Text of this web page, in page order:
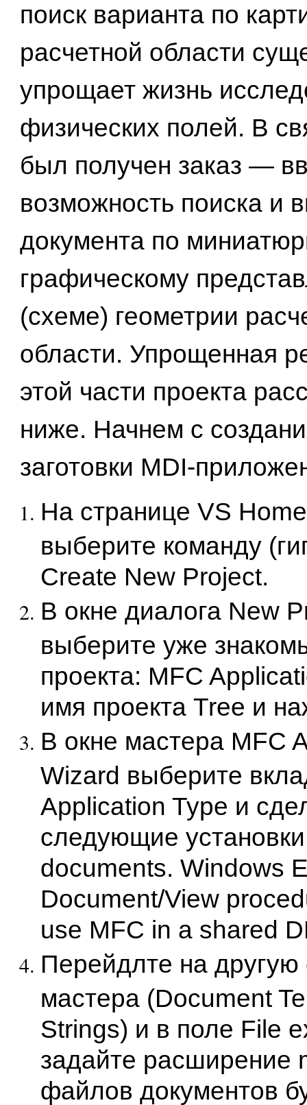
поиск варианта по
расчетной области
упрощает жизнь
физических полей. В
был получен заказ —
возможность поиска и
документа по
графическому
(схеме) геометрии
области. Упрощенная
этой части проекта
ниже. Начнем с
заготовки MDI-
На странице VS
выберите команду
Create New Project.
В окне диалога New
выберите уже
проекта: MFC
имя проекта Tree и
В окне мастера MFC
Wizard выберите
Application Type и
следующие
documents. Windows
Document/View
use MFC in a shared
Перейдлте на другую
мастера (Document
Strings) и в поле File
задайте расширение
файлов документов